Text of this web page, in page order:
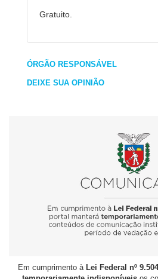
Gratuito.
ÓRGÃO RESPONSÁVEL
DEIXE SUA OPINIÃO
Em cumprimento à Lei Federal nº